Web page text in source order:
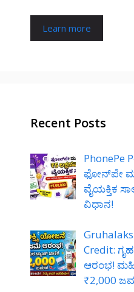
Learn more
Recent Posts
PhonePe
ಫೋನ್‌ಪೇ
ವೈಯಕ್ತಿಕ
ವಿಧಾನ!
Credit:
ಆರಂಭ!
₹2,000